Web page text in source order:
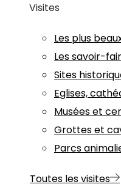
Visites
Les plus
Les savoir-
Sites
Eglises,
Musées et
Grottes et
Parcs
Toutes les visites